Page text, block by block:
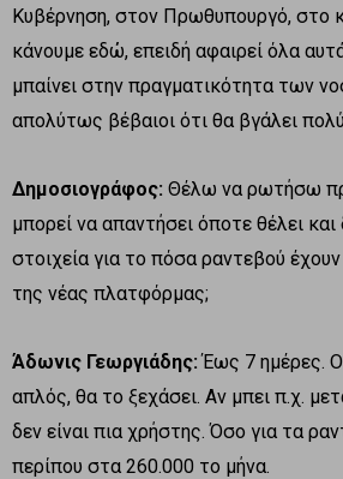
Κυβέρνηση, στον Πρωθυπουργό, στο
κάνουμε εδώ, επειδή αφαιρεί όλα
μπαίνει στην πραγματικότητα των
απολύτως βέβαιοι ότι θα βγάλει
Δημοσιογράφος: Θέλω να ρωτήσω
μπορεί να απαντήσει όποτε θέλει
στοιχεία για το πόσα ραντεβού
της νέας πλατφόρμας;
Άδωνις Γεωργιάδης:Έως 7 ημέρες. Ο
απλός, θα το ξεχάσει. Αν μπει π.χ.
δεν είναι πια χρήστης. Όσο για τα
περίπου στα 260.000 το μήνα.